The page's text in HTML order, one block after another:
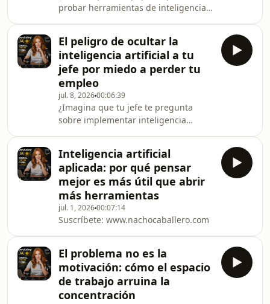
artificial no reside en conocer la
última novedad técnica, sino
probar herramientas de inteligencia
de kilómetros de un lado a otro agota
sin llevarte a ninguna parte, aplicar la
tecnología sin estrategia solo
multiplica la confusión. La IA no
soluciona la falta de organización de
un negocio, simplemente la acelera.
Descubre por qué tu organización no
n
El peligro de ocultar la
inteligencia artificial a tu
jefe por miedo a perder tu
empleo
jul. 8, 202600:06:39
¿Imagina que tu jefe te pregunta
sobre implementar inteligencia
escondidas? Muchos profesionales
prefieren esconder la cabeza como un
avestruz por miedo a que esta
tecnología demuestre que sus
puestos de trabajo están
comprometidos. Sin embargo, frenar
la innovación en tu empresa por puro
instinto de supervivencia solo te
Inteligencia artificial
aplicada: por qué pensar
mejor es más útil que abrir
más herramientas
jul. 1, 202600:07:14
Suscríbete: www.nachocaballero.com
El problema no es la
motivación: cómo el espacio
de trabajo arruina la
concentración